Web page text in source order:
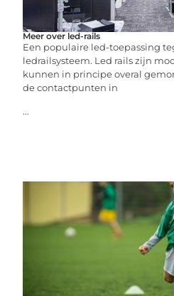
Meer over led-rails
Een populaire led-toepassing
ledrailsysteem. Led rails zijn
kunnen in principe overal
de contactpunten in
...